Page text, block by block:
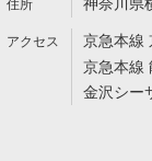
京急本線
京急本線
金沢シー